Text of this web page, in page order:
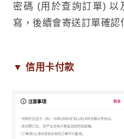
密碼 (用於查詢訂單) 以
寫，後續會寄送訂單確認
▼ 信用卡付款